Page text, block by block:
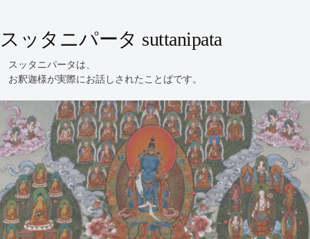
スッタニパータ suttanipata